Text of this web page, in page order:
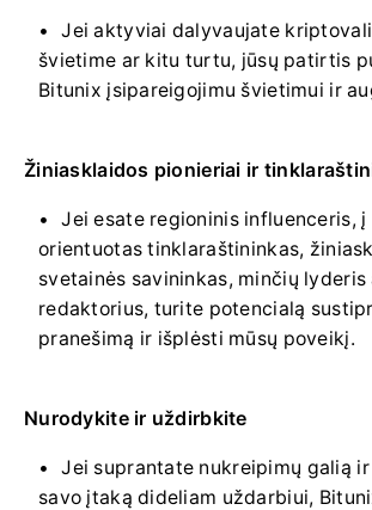
Jei aktyviai dalyvaujate
švietime ar kitu turtu, jūsų patirtis
Bitunix įsipareigojimu švietimui ir
Žiniasklaidos pionieriai ir
Jei esate regioninis influenceris, į
orientuotas tinklaraštininkas,
svetainės savininkas, minčių
redaktorius, turite potencialą
pranešimą ir išplėsti mūsų poveikį.
Nurodykite ir uždirbkite
Jei suprantate nukreipimų galią
savo įtaką dideliam uždarbiui,